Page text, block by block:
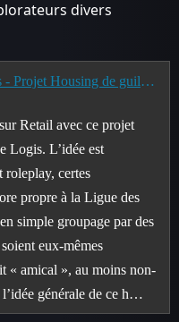
divers
Housing de guilde - JdR
Retail avec ce projet
Logis. L’idée est
roleplay, certes
propre à la Ligue des
simple groupage par des
eux-mêmes
« amical », au moins non-
générale de ce h…